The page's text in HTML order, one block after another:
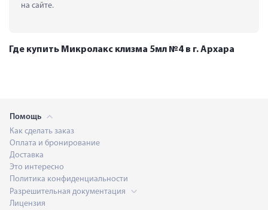
на сайте.
Где купить Микролакс клизма 5мл №4 в г. Архара
Помощь
Как сделать заказ
Оплата и бронирование
Доставка
Это интересно
Политика конфиденциальности
Разрешительная документация
Лицензия